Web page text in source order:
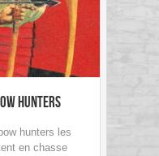
Hunters
hunters les
en chasse